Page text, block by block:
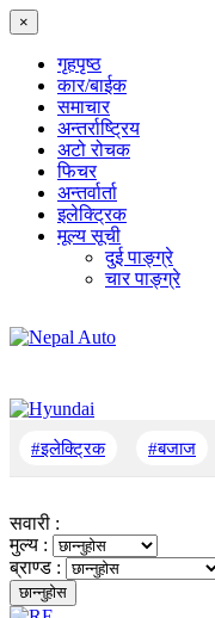
×
गृहपृष्‍ठ
कार/बाईक
समाचार
अन्तर्राष्ट्रिय
अटो रोचक
फिचर
अन्तर्वार्ता
इलेक्ट्रिक
मूल्य सूची
दुई पाङ्ग्रे
चार पाङ्ग्रे
#इलेक्ट्रिक #बजाज
सवारी :
मुल्य :
ब्राण्ड :